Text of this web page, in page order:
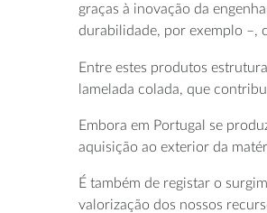
graças à inovação da
durabilidade, por exemplo –,
Entre estes produtos
lamelada colada, que
Embora em Portugal se
aquisição ao exterior da
É também de registar o
valorização dos nossos